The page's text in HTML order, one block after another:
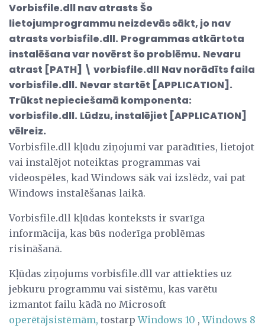
Vorbisfile.dll nav atrastsŠo
lietojumprogrammu neizdevās sākt, jo nav
atrasts vorbisfile.dll. Programmas atkārtota
instalēšana var novērst šo problēmu. Nevaru
atrast [PATH] \ vorbisfile.dll Nav norādīts faila
vorbisfile.dll. Nevar startēt [APPLICATION].
Trūkst nepieciešamā komponenta:
vorbisfile.dll. Lūdzu, instalējiet [APPLICATION]
vēlreiz.
Vorbisfile.dll kļūdu ziņojumi var parādīties, lietojot
vai instalējot noteiktas programmas vai
videospēles, kad Windows sāk vai izslēdz, vai pat
Windows instalēšanas laikā.
Vorbisfile.dll kļūdas konteksts ir svarīga
informācija, kas būs noderīga problēmas
risināšanā.
Kļūdas ziņojums vorbisfile.dll var attiekties uz
jebkuru programmu vai sistēmu, kas varētu
izmantot failu kādā no Microsoft
operētājsistēmām, tostarpWindows 10 ,Windows 8